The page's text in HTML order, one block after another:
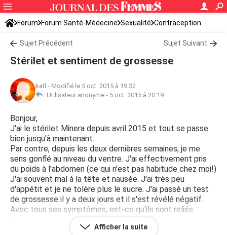
Forum Forum Santé-Médecine Sexualité Contraception
Sujet Précédent Sujet Suivant
Stérilet et sentiment de grossesse
katl - Modifié le 5 oct. 2015 à 19:32
Utilisateur anonyme - 5 oct. 2015 à 20:19
Bonjour,
J'ai le stérilet Minera depuis avril 2015 et tout se passe
bien jusqu'à maintenant.
Par contre, depuis les deux dernières semaines, je me
sens gonflé au niveau du ventre. J'ai effectivement pris
du poids à l'abdomen (ce qui n'est pas habitude chez moi!)
J'ai souvent mal à la tête et nausée. J'ai très peu
d'appétit et je ne tolère plus le sucre. J'ai passé un test
de grossesse il y a deux jours et il s'est révélé négatif.
Avec tous ses symptômes, est-ce qu'ils sont reliés
directement au stérilet ou est-il possible que je sois
réellement enceinte? Je n'ai jamais eu d'enfants alors il
Afficher la suite